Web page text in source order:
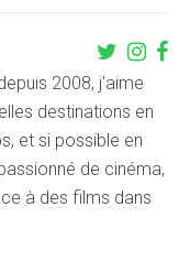
2008, j'aime
destinations en
et si possible en
de cinéma,
à des films dans